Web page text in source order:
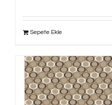
Sepete Ekle